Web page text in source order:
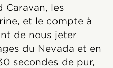
Caravan, les
et le compte à
de nous jeter
du Nevada et en
secondes de pur,